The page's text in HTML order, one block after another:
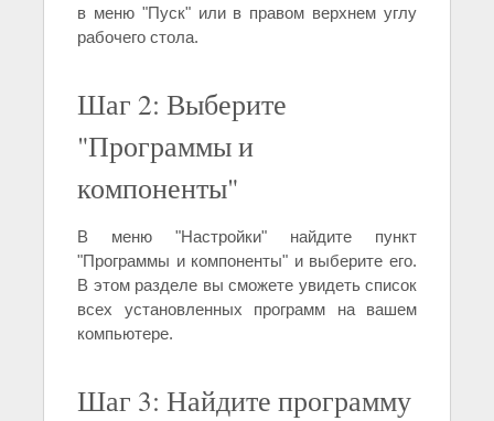
в меню "Пуск" или в правом верхнем углу
рабочего стола.
Шаг 2: Выберите
"Программы и
компоненты"
В меню "Настройки" найдите пункт
"Программы и компоненты" и выберите его.
В этом разделе вы сможете увидеть список
всех установленных программ на вашем
компьютере.
Шаг 3: Найдите программу